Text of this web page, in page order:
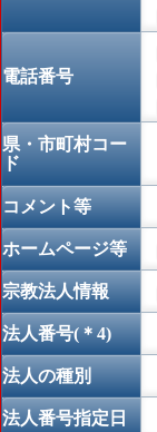
電話番号
県・市町村コー
ド
コメント等
ホームページ等
宗教法人情報
法人番号(＊4)
法人の種別
法人番号指定日